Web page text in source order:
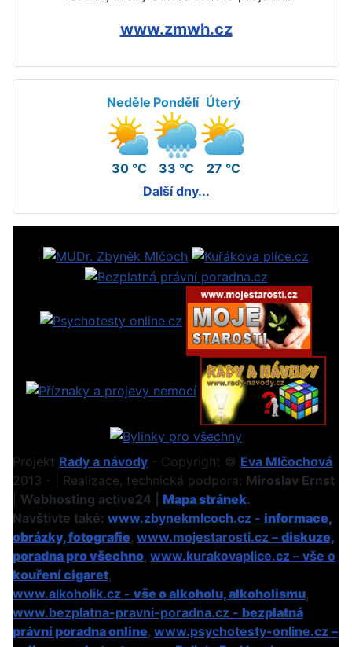
www.zmwh.cz
Neděle
30 °C
Pondělí
33 °C
Úterý
27 °C
Další dny...
Projekt Rady a návody - Copyright © Eva Mlčochová
2013 - | Realizace, technická podpora: Miroslav Ernst
Webhosting active24 | Mapa stránek.
Navštivte také: www.zbynekmlcoch.cz - informace,
obrázky, fotografie, www.mojestarosti.cz – diskuze,
poradna pro všechno, www.kurakovaplice.cz – vše o
kouření cigaret,
www.alkoholik.cz - vše o alkoholu, alkoholismu,
www.bezplatna-pravni-poradna.cz - bezplatná
právní poradna online, www.psychotesty-online.cz –